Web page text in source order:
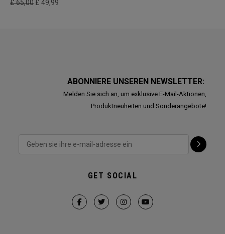
£ 65,00 £ 49,99
ABONNIERE UNSEREN NEWSLETTER:
Melden Sie sich an, um exklusive E-Mail-Aktionen,
Produktneuheiten und Sonderangebote!
GET SOCIAL